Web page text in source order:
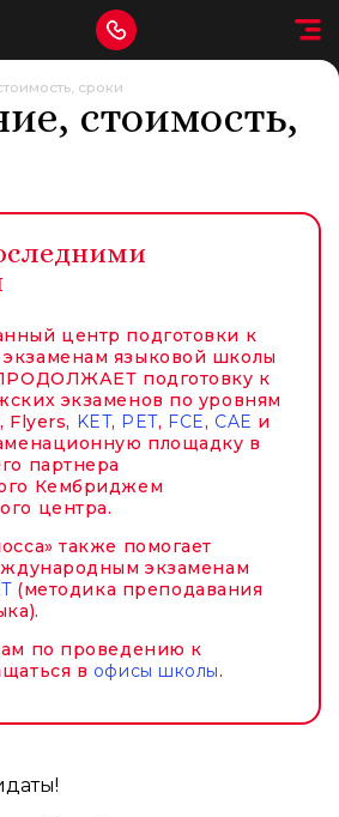
сроки
стоимость,
центр подготовки к
языковой школы
ПРОДОЛЖАЕТ подготовку к
экзаменов по уровням
Flyers, KET, PET, FCE, CAE и
площадку в
партнера
Кембриджем
центра.
также помогает
экзаменам
(методика преподавания
по проведению к
в офисы школы.